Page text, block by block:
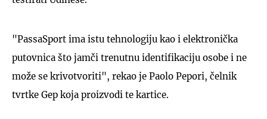
"PassaSport ima istu tehnologiju kao i elektronička
putovnica što jamči trenutnu identifikaciju osobe i ne
može se krivotvoriti", rekao je Paolo Pepori, čelnik
tvrtke Gep koja proizvodi te kartice.